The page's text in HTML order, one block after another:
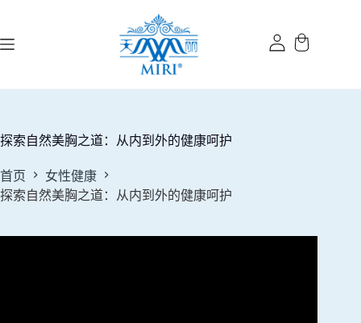
内
探索自然美胸之道：从内到外的健康呵护
首页
女性健康
探索自然美胸之道：从内到外的健康呵护